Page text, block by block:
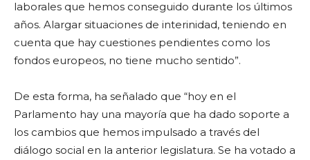
laborales que hemos conseguido durante los últimos
años. Alargar situaciones de interinidad, teniendo en
cuenta que hay cuestiones pendientes como los
fondos europeos, no tiene mucho sentido”.
De esta forma, ha señalado que “hoy en el
Parlamento hay una mayoría que ha dado soporte a
los cambios que hemos impulsado a través del
diálogo social en la anterior legislatura. Se ha votado a